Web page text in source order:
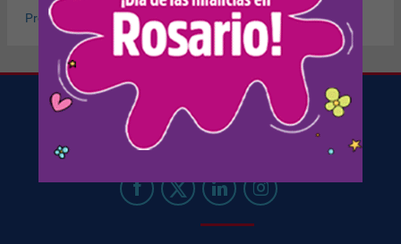
Protección de datos personales